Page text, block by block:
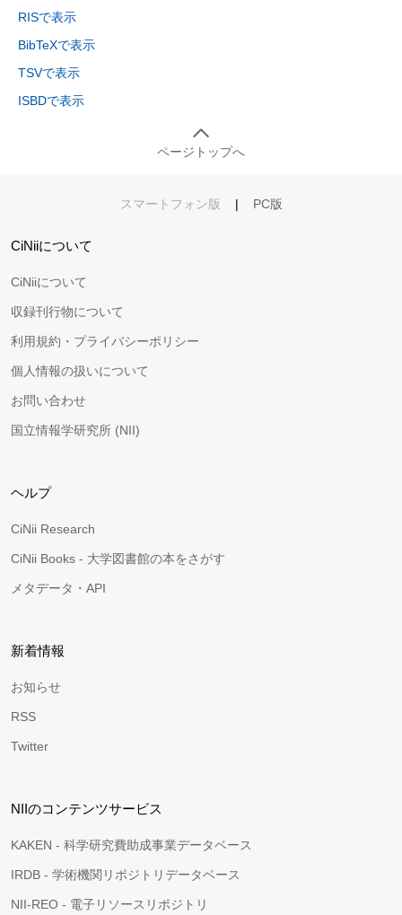
RISで表示
BibTeXで表示
TSVで表示
ISBDで表示
ページトップへ
スマートフォン版 | PC版
CiNiiについて
CiNiiについて
収録刊行物について
利用規約・プライバシーポリシー
個人情報の扱いについて
お問い合わせ
国立情報学研究所 (NII)
ヘルプ
CiNii Research
CiNii Books - 大学図書館の本をさがす
メタデータ・API
新着情報
お知らせ
RSS
Twitter
NIIのコンテンツサービス
KAKEN - 科学研究費助成事業データベース
IRDB - 学術機関リポジトリデータベース
NII-REO - 電子リソースリポジトリ